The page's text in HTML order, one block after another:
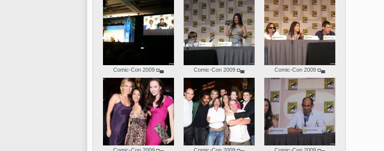
Comic-Con 2009 ◘▄ Comic-Con 2009 ◘▄ Comic-Con 2009 ◘▄